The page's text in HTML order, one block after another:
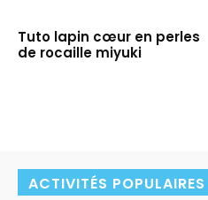
Tuto lapin cœur en perles
de rocaille miyuki
ACTIVITÉS POPULAIRES